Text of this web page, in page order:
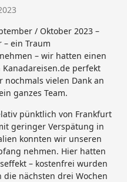
/ Oktober 2023 –
ein Traum
– wir hatten einen
perfekt
vielen Dank an
ganzes Team.
pünktlich von Frankfurt
geringer Verspätung in
konnten wir unseren
nehmen. Hier hatten
– kostenfrei wurden
nächsten drei Wochen